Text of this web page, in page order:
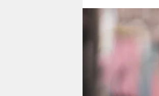
berlin
wahrheit